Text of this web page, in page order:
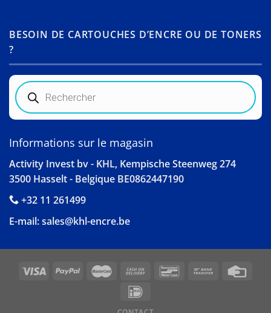
BESOIN DE CARTOUCHES D’ENCRE OU DE TONERS
?
Recherche
de
produits
Informations sur le magasin
Activity Invest bv - KHL, Kempische Steenweg 274
3500 Hasselt - Belgique BE0862447190
+32 11 261499
E-mail:sales@khl-encre.be